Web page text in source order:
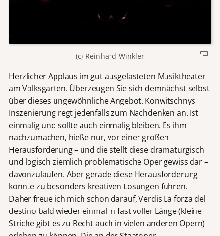
(c) Reinhard Winkler
Herzlicher Applaus im gut ausgelasteten Musiktheater
am Volksgarten. Überzeugen Sie sich demnächst selbst
über dieses ungewöhnliche Angebot. Konwitschnys
Inszenierung regt jedenfalls zum Nachdenken an. Ist
einmalig und sollte auch einmalig bleiben. Es ihm
nachzumachen, hieße nur, vor einer großen
Herausforderung – und die stellt diese dramaturgisch
und logisch ziemlich problematische Oper gewiss dar –
davonzulaufen. Aber gerade diese Herausforderung
könnte zu besonders kreativen Lösungen führen.
Daher freue ich mich schon darauf, Verdis La forza del
destino bald wieder einmal in fast voller Länge (kleine
Striche gibt es zu Recht auch in vielen anderen Opern)